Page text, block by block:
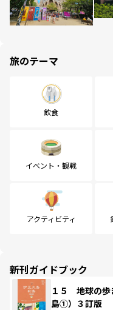
旅のテーマ
飲食
イベント・観戦
アクティビティ
新刊ガイドブック
１５ 地球の
島①）３訂版